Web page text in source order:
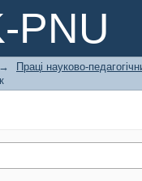
PNU
→ Праці науково-